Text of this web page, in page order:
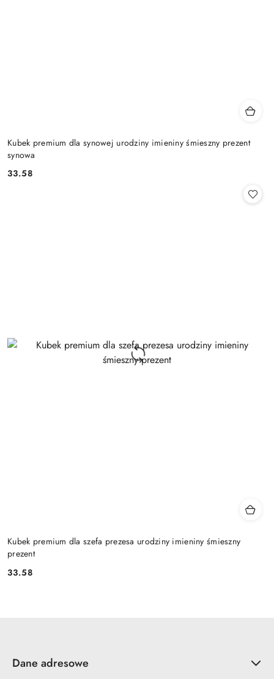
Kubek premium dla synowej urodziny imieniny śmieszny prezent
synowa
Cena:
33.58
Kubek premium dla szefa prezesa urodziny imieniny śmieszny
prezent
Cena:
33.58
Dane adresowe